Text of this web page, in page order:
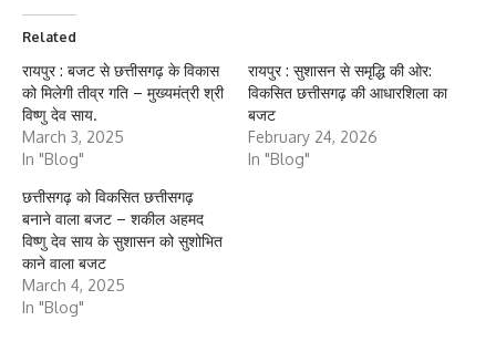
Related
रायपुर : बजट से छत्तीसगढ़ के विकास
को मिलेगी तीव्र गति – मुख्यमंत्री श्री
विष्णु देव साय.
March 3, 2025
In "Blog"
रायपुर : सुशासन से समृद्धि की ओर:
विकसित छत्तीसगढ़ की आधारशिला का
बजट
February 24, 2026
In "Blog"
छत्तीसगढ़ को विकसित छत्तीसगढ़
बनाने वाला बजट – शकील अहमद
विष्णु देव साय के सुशासन को सुशोभित
काने वाला बजट
March 4, 2025
In "Blog"